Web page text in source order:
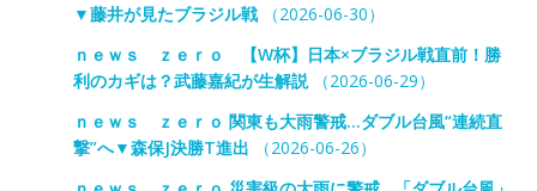
▼藤井が見たブラジル戦（2026-06-30）
ｎｅｗｓ ｚｅｒｏ 【W杯】日本×ブラジル戦直前！勝
利のカギは？武藤嘉紀が生解説（2026-06-29）
ｎｅｗｓ ｚｅｒｏ 関東も大雨警戒…ダブル台風“連続直
撃”へ▼森保J決勝T進出 （2026-06-26）